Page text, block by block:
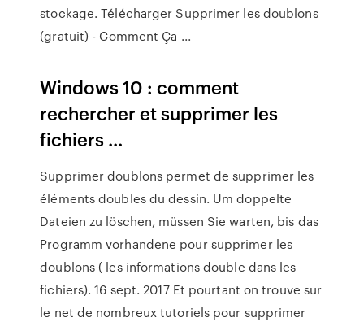
stockage. Télécharger Supprimer les doublons
(gratuit) - Comment Ça ...
Windows 10 : comment
rechercher et supprimer les
fichiers ...
Supprimer doublons permet de supprimer les
éléments doubles du dessin. Um doppelte
Dateien zu löschen, müssen Sie warten, bis das
Programm vorhandene pour supprimer les
doublons ( les informations double dans les
fichiers). 16 sept. 2017 Et pourtant on trouve sur
le net de nombreux tutoriels pour supprimer